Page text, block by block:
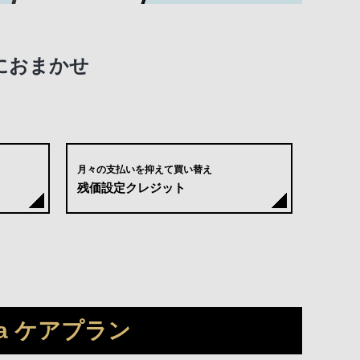
おまかせ
月々の支払いを抑えて買い替え
残価設定クレジット
ケアプラン